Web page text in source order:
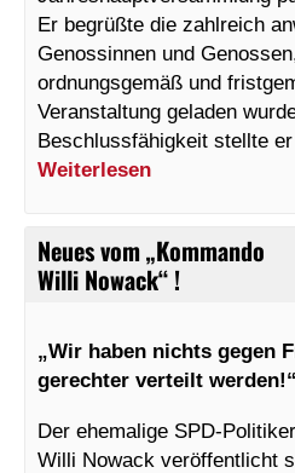
Er begrüßte die zahlreich
Genossinnen und
ordnungsgemäß und
Veranstaltung geladen
Beschlussfähigkeit stellte
Weiterlesen
Neues vom „Kommando
Willi Nowack“ !
„Wir haben nichts gegen
gerechter verteilt werden!“
Der ehemalige SPD-
Willi Nowack veröffentlicht